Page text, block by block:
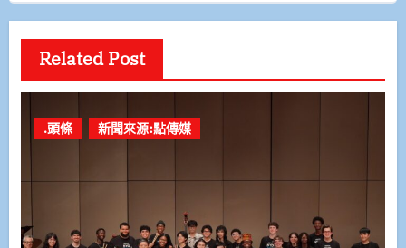
Related Post
.頭條 新聞來源:點傳媒